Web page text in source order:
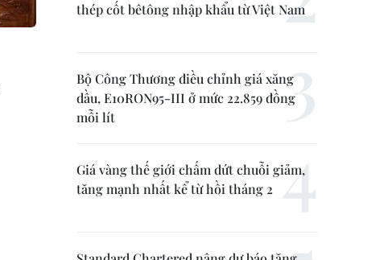
thép cốt bêtông nhập khẩu từ Việt Nam
Bộ Công Thương điều chỉnh giá xăng
dầu, E10RON95-III ở mức 22.859 đồng
mỗi lít
Giá vàng thế giới chấm dứt chuỗi giảm,
tăng mạnh nhất kể từ hồi tháng 2